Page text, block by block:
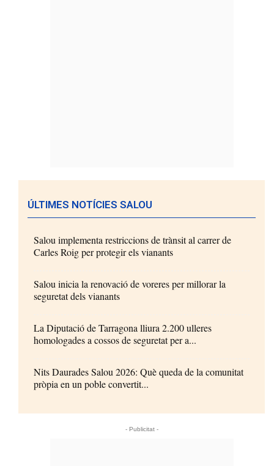
ÚLTIMES NOTÍCIES SALOU
Salou implementa restriccions de trànsit al carrer de
Carles Roig per protegir els vianants
Salou inicia la renovació de voreres per millorar la
seguretat dels vianants
La Diputació de Tarragona lliura 2.200 ulleres
homologades a cossos de seguretat per a...
Nits Daurades Salou 2026: Què queda de la comunitat
pròpia en un poble convertit...
- Publicitat -